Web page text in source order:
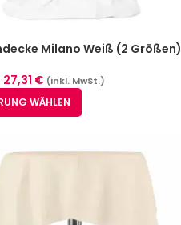
Milano Weiß (2 Größen)
27,31 € (inkl. MwSt.)
WÄHLEN